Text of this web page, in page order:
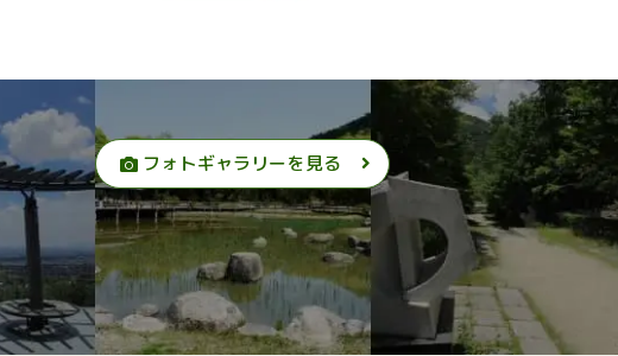
フォトギャラリーを見る